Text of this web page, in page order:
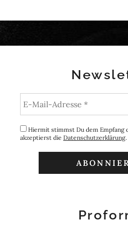
Hiermit stimmst Du dem Empfang
akzeptierst die Datenschutzerklärung.